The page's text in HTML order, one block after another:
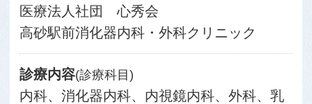
医療法人社団 心秀会
高砂駅前消化器内科・外科クリニック
診療内容(診療科目)
内科、消化器内科、内視鏡内科、外科、乳